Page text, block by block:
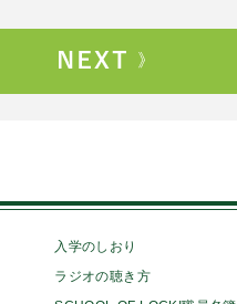
入学のしおり
ラジオの聴き方